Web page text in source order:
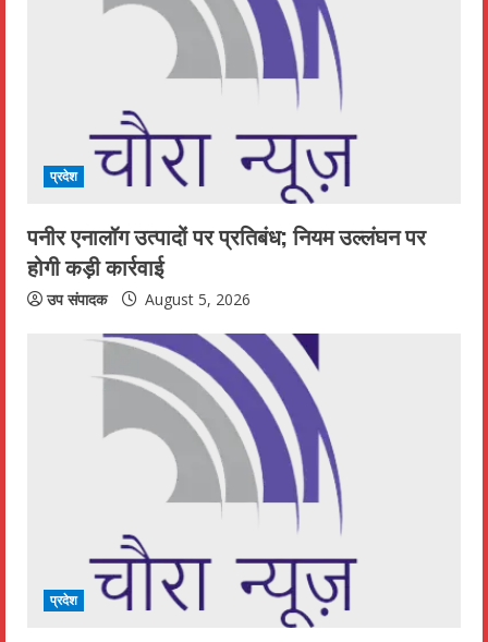
प्रदेश
पनीर एनालॉग उत्पादों पर प्रतिबंध; नियम उल्लंघन पर
होगी कड़ी कार्रवाई
उप संपादक August 5, 2026
प्रदेश